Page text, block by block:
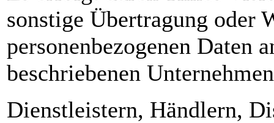
sonstige Übertragung oder
personenbezogenen Daten
beschriebenen
Dienstleistern, Händlern,